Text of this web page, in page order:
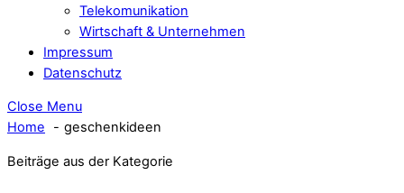
Telekomunikation
Wirtschaft & Unternehmen
Impressum
Datenschutz
Close Menu
Home
geschenkideen
Beiträge aus der Kategorie